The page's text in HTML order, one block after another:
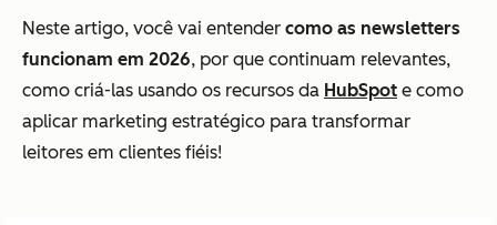
Neste artigo, você vai entender como as newsletters
funcionam em 2026, por que continuam relevantes,
como criá-las usando os recursos da HubSpot e como
aplicar marketing estratégico para transformar
leitores em clientes fiéis!